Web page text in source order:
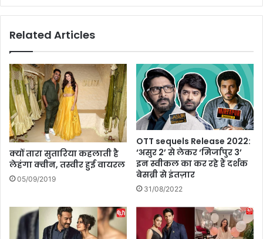
ष्ट्री
स
से
कि
या
ग
या
स
म्मा
नि
त
,
पु
:
C
W
A
का
ब
ड़ा
या
न
,
M
Related Articles
क्यों तारा सुतारिया कहलाती है
लेहंगा क्वीन, तस्वीर हुई वायरल
05/09/2019
OTT sequels Release 2022:
‘असुर 2’ से लेकर ‘मिर्जापुर 3’
इन स्वीकल का कर रहे हैं दर्शक
बेसब्री से इंतज़ार
31/08/2022